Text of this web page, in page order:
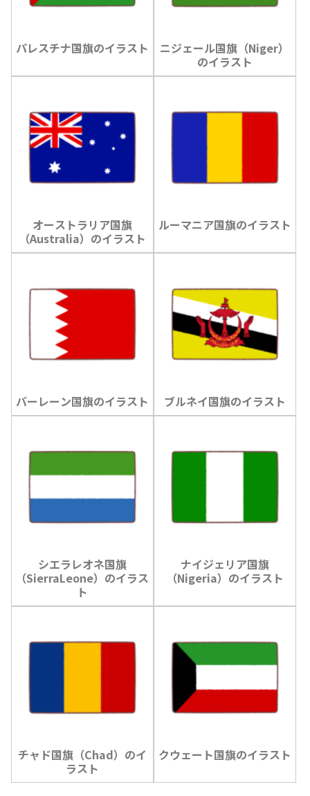
パレスチナ国旗のイラスト
ニジェール国旗（Niger）
のイラスト
オーストラリア国旗
（Australia）のイラスト
ルーマニア国旗のイラスト
バーレーン国旗のイラスト ブルネイ国旗のイラスト
シエラレオネ国旗
（SierraLeone）のイラス
ト
ナイジェリア国旗
（Nigeria）のイラスト
チャド国旗（Chad）のイ
ラスト
クウェート国旗のイラスト